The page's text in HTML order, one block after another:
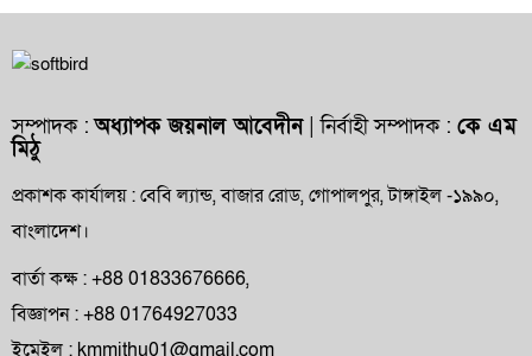
বিতরণ ও শ্রেষ্ঠ প্রধান শিক্ষকদের সংবর্ধনা
দুর্নীতি ও অনিয়মের অভিযোগ
অফিসারের বিদায় সংবর্ধনা
গোপালপুর প্রেসক্লাবের সংবাদকর্মীদের সঙ্গে
সম্পাদক :অধ্যাপক জয়নাল আবেদীন| নির্বাহী সম্পাদক : কে এম
মিঠু
প্রকাশক কার্যালয় : বেবি ল্যান্ড, বাজার রোড, গোপালপুর, টাঙ্গাইল -১৯৯০,
বাংলাদেশ।
বার্তা কক্ষ : +88 01833676666,
বিজ্ঞাপন : +88 01764927033
ইমেইল : kmmithu01@gmail.com